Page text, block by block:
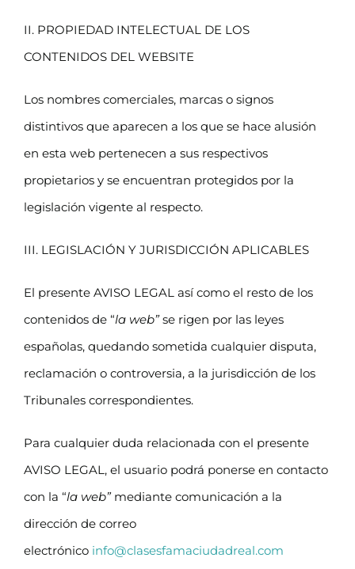
II. PROPIEDAD INTELECTUAL DE LOS
CONTENIDOS DEL WEBSITE
Los nombres comerciales, marcas o signos
distintivos que aparecen a los que se hace alusión
en esta web pertenecen a sus respectivos
propietarios y se encuentran protegidos por la
legislación vigente al respecto.
III. LEGISLACIÓN Y JURISDICCIÓN APLICABLES
El presente AVISO LEGAL así como el resto de los
contenidos de “la web”se rigen por las leyes
españolas, quedando sometida cualquier disputa,
reclamación o controversia, a la jurisdicción de los
Tribunales correspondientes.
Para cualquier duda relacionada con el presente
AVISO LEGAL, el usuario podrá ponerse en contacto
con la “la web”mediante comunicación a la
dirección de correo
electrónico info@clasesfamaciudadreal.com